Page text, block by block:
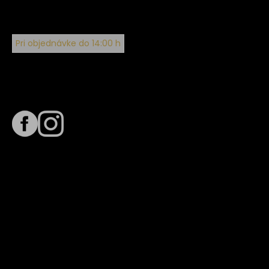
Pri objednávke do 14:00 h